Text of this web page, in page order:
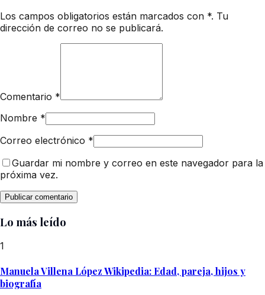
Los campos obligatorios están marcados con *. Tu
dirección de correo no se publicará.
Comentario *
Nombre *
Correo electrónico *
Guardar mi nombre y correo en este navegador para la
próxima vez.
Lo más leído
1
Manuela Villena López Wikipedia: Edad, pareja, hijos y
biografía